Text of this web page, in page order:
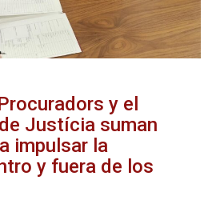
y el
Justícia suman
impulsar la
y fuera de los